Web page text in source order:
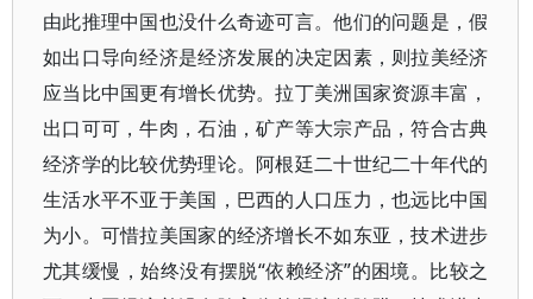
由此推理中国也没什么奇迹可言。他们的问题是，假
如出口导向经济是经济发展的决定因素，则拉美经济
应当比中国更有增长优势。拉丁美洲国家资源丰富，
出口可可，牛肉，石油，矿产等大宗产品，符合古典
经济学的比较优势理论。阿根廷二十世纪二十年代的
生活水平不亚于美国，巴西的人口压力，也远比中国
为小。可惜拉美国家的经济增长不如东亚，技术进步
尤其缓慢，始终没有摆脱“依赖经济”的困境。比较之